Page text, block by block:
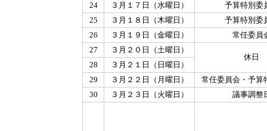
24
３月１７日（水曜日）
予算特別委
25
３月１８日（木曜日）
予算特別委
26
３月１９日（金曜日）
常任委員
27
３月２０日（土曜日）
休日
28
３月２１日（日曜日）
29
３月２２日（月曜日）
常任委員会・予算
30
３月２３日（火曜日） 議事調整